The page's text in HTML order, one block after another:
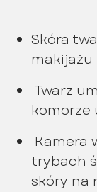
Skóra
makijażu
Twarz
komorze
Kamera
trybach
skóry na